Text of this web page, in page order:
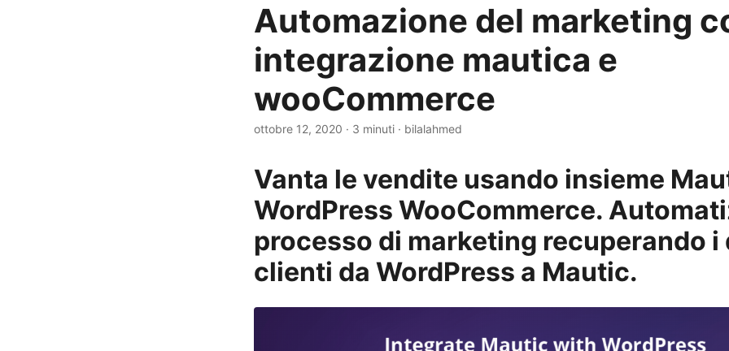
Automazione del marketing
integrazione mautica e
wooCommerce
ottobre 12, 2020 · 3 minuti · bilalahmed
Vanta le vendite usando insieme
WordPress WooCommerce.
processo di marketing recuperando i
clienti da WordPress a Mautic.